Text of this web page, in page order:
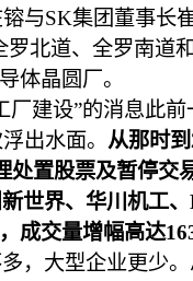
与SK集团董事长
北道、全罗南道
体晶圆厂。
建设”的消息此前
出水面。 从那时
处置股票及暂停交
世界、华川机工、
成交量增幅高达
大型企业更少。